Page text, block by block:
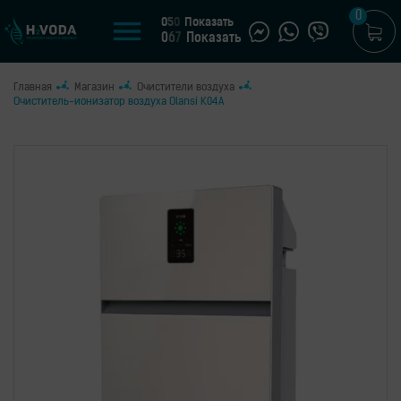
Стационарные
05 0
Показать
067 Показать
0
Главная Магазин
Очистители воздуха
Очиститель-ионизатор воздуха Olansi K04A